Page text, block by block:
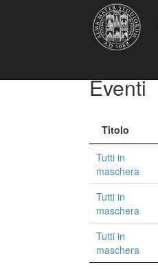
Eventi
Titolo
Tutti in
maschera
Tutti in
maschera
Tutti in
maschera